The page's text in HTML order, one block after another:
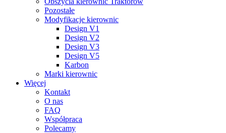
Pozostałe
Modyfikacje kierownic
Design V1
Design V2
Design V3
Design V5
Karbon
Marki kierownic
Więcej
Kontakt
O nas
FAQ
Współpraca
Polecamy